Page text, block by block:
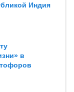
Индия
в